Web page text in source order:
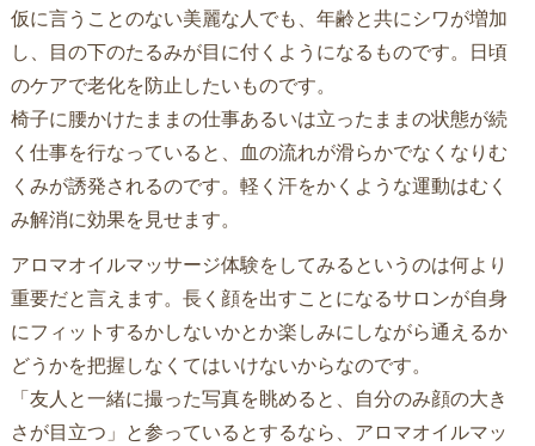
仮に言うことのない美麗な人でも、年齢と共にシワが増加
し、目の下のたるみが目に付くようになるものです。日頃
のケアで老化を防止したいものです。
椅子に腰かけたままの仕事あるいは立ったままの状態が続
く仕事を行なっていると、血の流れが滑らかでなくなりむ
くみが誘発されるのです。軽く汗をかくような運動はむく
み解消に効果を見せます。
アロマオイルマッサージ体験をしてみるというのは何より
重要だと言えます。長く顔を出すことになるサロンが自身
にフィットするかしないかとか楽しみにしながら通えるか
どうかを把握しなくてはいけないからなのです。
「友人と一緒に撮った写真を眺めると、自分のみ顔の大き
さが目立つ」と参っているとするなら、アロマオイルマッ